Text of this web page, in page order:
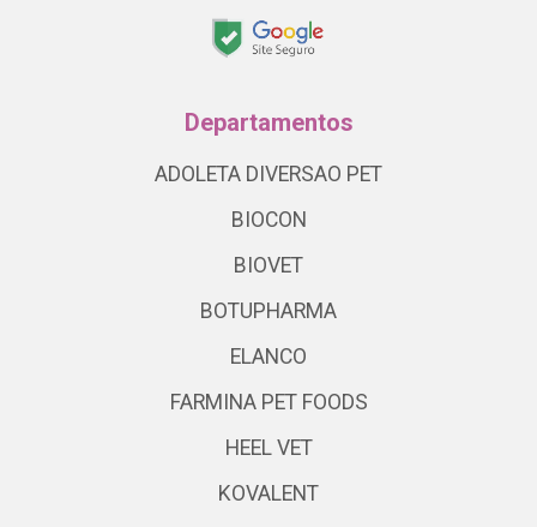
Departamentos
ADOLETA DIVERSAO PET
BIOCON
BIOVET
BOTUPHARMA
ELANCO
FARMINA PET FOODS
HEEL VET
KOVALENT